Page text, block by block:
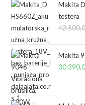
Makita
testera
Makita